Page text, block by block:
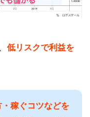
低リスクで利益を
稼ぐコツなどを